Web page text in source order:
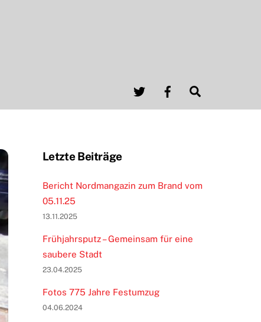
Twitter Facebook
Letzte Beiträge
Bericht Nordmangazin zum Brand vom
05.11.25
13.11.2025
Frühjahrsputz – Gemeinsam für eine
saubere Stadt
23.04.2025
Fotos 775 Jahre Festumzug
04.06.2024